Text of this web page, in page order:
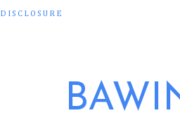
DISCLOSURE